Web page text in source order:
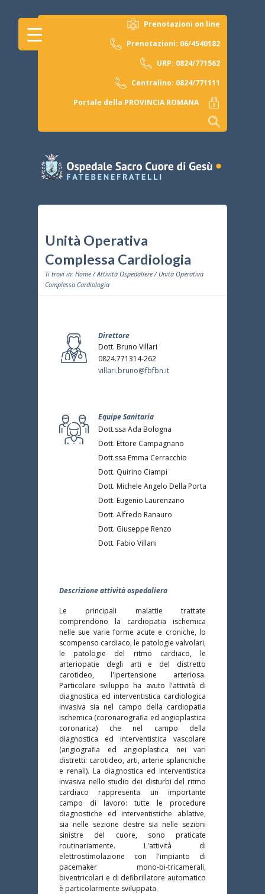
Prenotazioni on line
Prenotazioni: 06/4540182
URP: 0824/771562
Centralino: 0824/771111
Portale della PROVINCIA ROMANA
Unità Operativa
Complessa Cardiologia
Ti trovi in: Home /Attività Ospedaliere / Unità Operativa
Complessa Cardiologia
Direttore
Dott. Bruno Villari
0824.771314-262
villari.bruno@fbfbn.it
Equipe Sanitaria
Dott.ssa Ada Bologna
Dott. Ettore Campagnano
Dott.ssa Emma Cerracchio
Dott. Quirino Ciampi
Dott. Michele Angelo Della Porta
Dott. Eugenio Laurenzano
Dott. Alfredo Ranauro
Dott. Giuseppe Renzo
Dott. Fabio Villani
Descrizione attività ospedaliera
Le principali malattie trattate
comprendono la cardiopatia ischemica
nelle sue varie forme acute e croniche, lo
scompenso cardiaco, le patologie valvolari,
le patologie del ritmo cardiaco, le
arteriopatie degli arti e del distretto
carotideo, l'ipertensione arteriosa.
Particolare sviluppo ha avuto l'attività di
diagnostica ed interventistica cardiologica
invasiva sia nel campo della cardiopatia
ischemica (coronarografia ed angioplastica
coronarica) che nel campo della
diagnostica ed interventistica vascolare
(angiografia ed angioplastica nei vari
distretti: carotideo, arti, arterie splancniche
e renali). La diagnostica ed interventistica
invasiva nello studio dei disturbi del ritmo
cardiaco rappresenta un importante
campo di lavoro: tutte le procedure
diagnostiche ed interventistiche ablative,
sia nelle sezione destre sia nelle sezioni
sinistre del cuore, sono praticate
routinariamente. L'attività di
elettrostimolazione con l'impianto di
pacemaker mono-bi-tricamerali,
biventricolari e di defibrillatore automatico
è particolarmente sviluppata.